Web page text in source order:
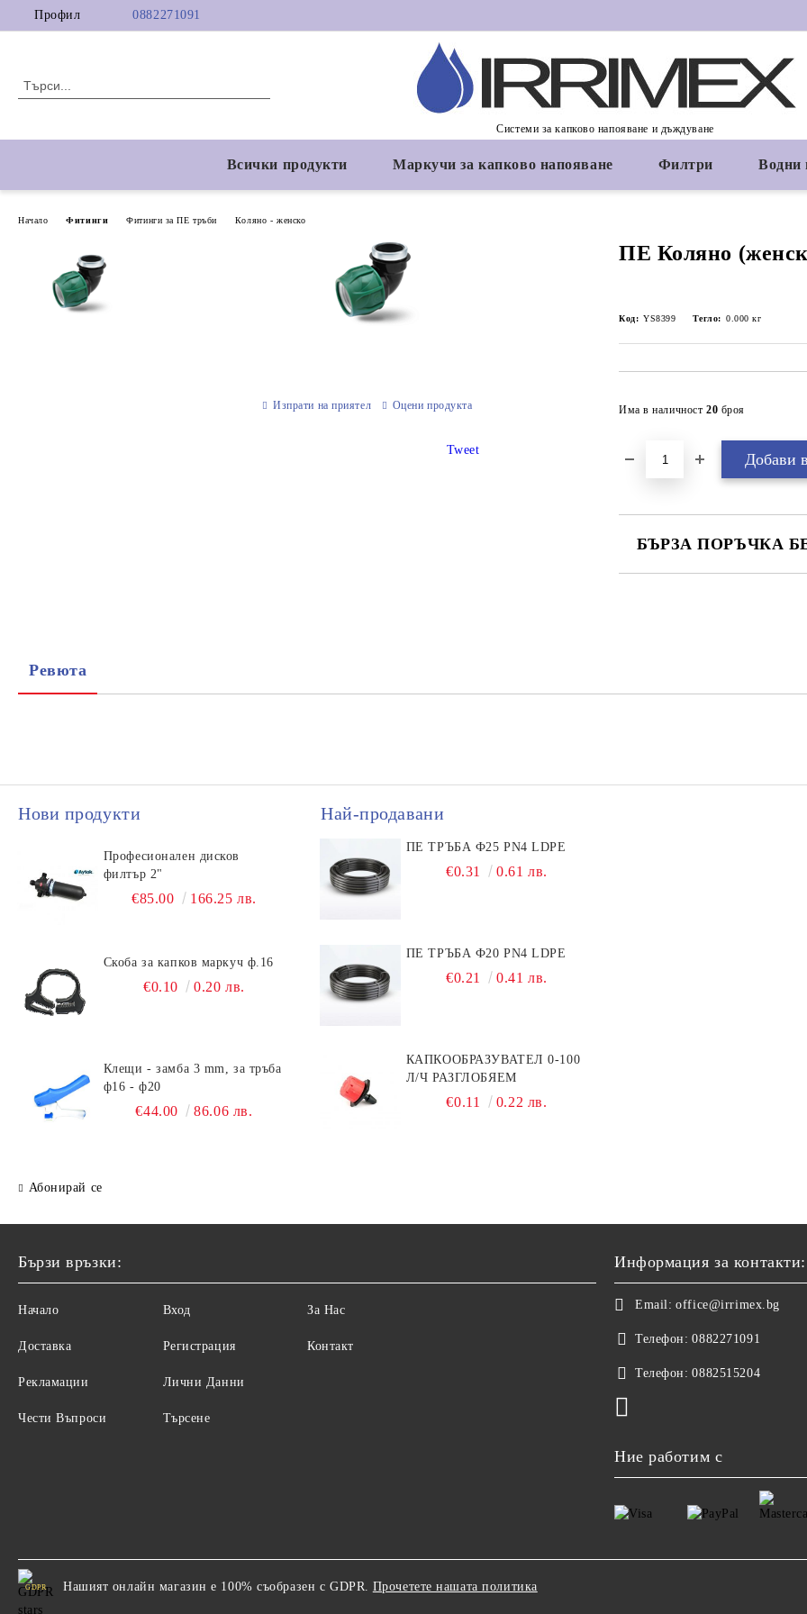
Профил 0882271091
Системи за капково напояване и дъждуване
Всички продукти Маркучи за капково напояване Филтри Водни
Начало Фитинги Фитинги за ПЕ тръби Коляно - женско
ПЕ Коляно
Код: YS8399 Тегло: 0.000 кг
Има в наличност 20 броя
БЪРЗА ПОРЪЧКА
Изпрати на приятел Оцени продукта
Tweet
Ревюта
Нови продукти
Професионален дисков
филтър 2"
€85.00 166.25 лв.
Скоба за капков маркуч ф.16
€0.10 0.20 лв.
Клещи - замба 3 mm, за тръба
ф16 - ф20
€44.00 86.06 лв.
Абонирай се
Най-продавани
ПЕ ТРЪБА Ф25 PN4 LDPE
€0.31 0.61 лв.
ПЕ ТРЪБА Ф20 PN4 LDPE
€0.21 0.41 лв.
КАПКООБРАЗУВАТЕЛ 0-100
Л/Ч РАЗГЛОБЯЕМ
€0.11 0.22 лв.
Бързи връзки:
Начало
Доставка
Рекламации
Чести Въпроси
Вход
Регистрация
Лични Данни
Търсене
За Нас
Контакт
Информация за контакти:
Email: office@irrimex.bg
Телефон: 0882271091
Телефон: 0882515204
Ние работим с
GDPR Нашият онлайн магазин е 100% съобразен с GDPR. Прочетете нашата политика